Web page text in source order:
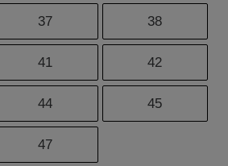
37 38
41 42
44 45
47